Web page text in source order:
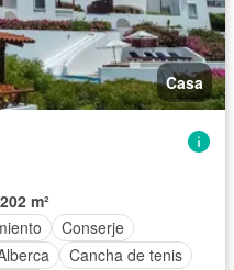
Casa
202 m²
Conserje
Cancha de tenis